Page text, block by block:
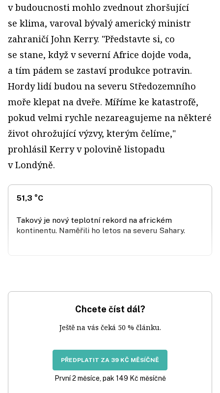
v budoucnosti mohlo zvednout zhoršující
se klima, varoval bývalý americký ministr
zahraničí John Kerry. "Představte si, co
se stane, když v severní Africe dojde voda,
a tím pádem se zastaví produkce potravin.
Hordy lidí budou na severu Středozemního
moře klepat na dveře. Míříme ke katastrofě,
pokud velmi rychle nezareagujeme na některé
život ohrožující výzvy, kterým čelíme,"
prohlásil Kerry v polovině listopadu
v Londýně.
51,3 °C
Takový je nový teplotní rekord na africkém
kontinentu. Naměřili ho letos na severu Sahary.
Chcete číst dál?
Ještě na vás čeká 50 % článku.
PŘEDPLATIT ZA 39 KČ MĚSÍČNĚ
První 2 měsíce, pak 149 Kč měsíčně